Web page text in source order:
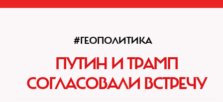
#ГЕОПОЛИТИКА
ПУТИН И ТРАМП
СОГЛАСОВАЛИ ВСТРЕЧУ